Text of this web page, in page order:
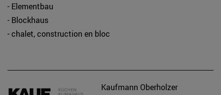
- Elementbau
- Blockhaus
- chalet, construction en bloc
Kaufmann Oberholzer